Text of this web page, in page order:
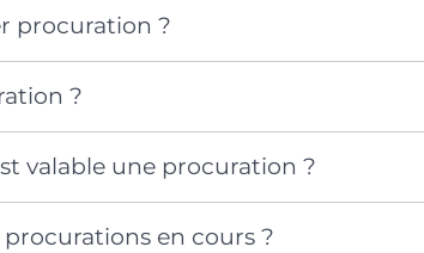
procuration ?
?
valable une procuration ?
en cours ?